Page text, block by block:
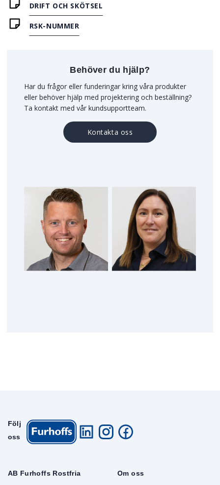
DRIFT OCH SKÖTSEL
RSK-NUMMER
Behöver du hjälp?
Har du frågor eller funderingar kring våra produkter
eller behöver hjälp med projektering och beställning?
Ta kontakt med vår kundsupportteam.
Kontakta oss
AB Furhoffs Rostfria Om oss
Följ
oss